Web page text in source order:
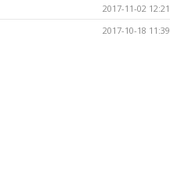
2017-11-02 12:21
2017-10-18 11:39